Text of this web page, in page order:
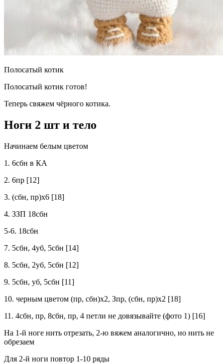
Полосатый котик
Полосатый котик готов!
Теперь свяжем чёрного котика.
Ноги 2 шт и тело
Начинаем белым цветом
1. 6сбн в КА
2. 6пр [12]
3. (сбн, пр)х6 [18]
4. ЗЗП 18сбн
5-6. 18сбн
7. 5сбн, 4уб, 5сбн [14]
8. 5сбн, 2уб, 5сбн [12]
9. 5сбн, уб, 5сбн [11]
10. черным цветом (пр, сбн)х2, Зпр, (сбн, пр)х2 [18]
11. 4сбн, пр, 8сбн, пр, 4 петли не довязывайте (фото 1) [16]
На 1-й ноге нить отрезать, 2-ю вяжем аналогично, но нить не
обрезаем
Для 2-й ноги повтор 1-10 ряды